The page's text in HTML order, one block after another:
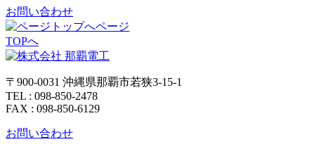
お問い合わせ
ページ
TOPへ
〒900-0031 沖縄県那覇市若狭3-15-1
TEL : 098-850-2478
FAX : 098-850-6129
お問い合わせ